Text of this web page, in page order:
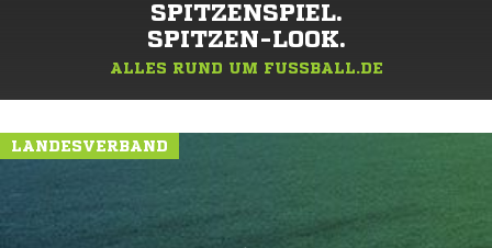
SPITZENSPIEL.
SPITZEN-LOOK.
ALLES RUND UM FUSSBALL.DE
LANDESVERBAND